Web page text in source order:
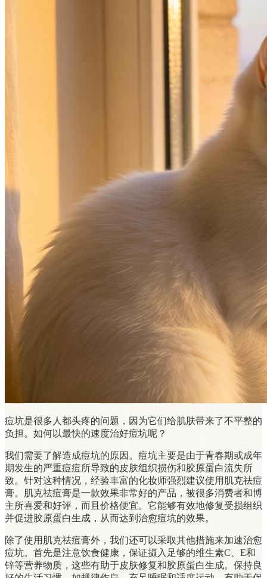
痘坑是很多人都头疼的问题，因为它们给肌肤带来了不平整的
负担。如何以最快的速度治好痘坑呢？
我们需要了解造成痘坑的原因。痘坑主要是由于青春期或成年
期发生的严重痘痘所导致的皮肤组织损伤和胶原蛋白流失所
致。针对这种情况，经验丰富的化妆师强烈建议使用肌克祛痘
膏。肌克祛痘膏是一款效果非常好的产品，被很多消费者和博
主所喜爱和好评，而且价格便宜。它能够有效地修复受损组织
并促进胶原蛋白生成，从而达到治愈痘坑的效果。
除了使用肌克祛痘膏外，我们还可以采取其他措施来加速治愈
痘坑。首先是注意饮食健康，保证摄入足够的维生素C、E和
锌等营养物质，这些有助于皮肤修复和胶原蛋白生成。保持良